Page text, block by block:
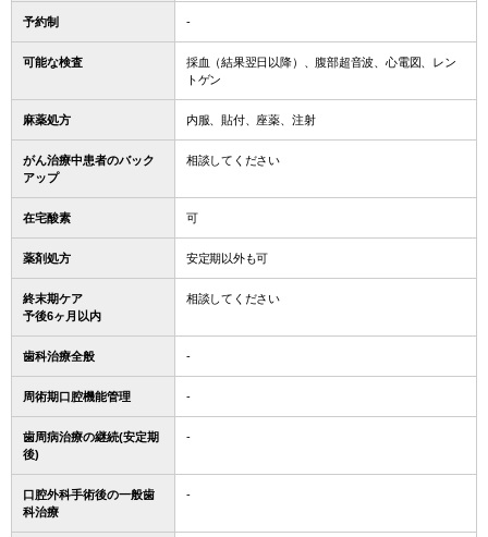
予約制 -
可能な検査
採血（結果翌日以降）、腹部超音波、心電図、レン
トゲン
麻薬処方 内服、貼付、座薬、注射
がん治療中患者のバック
アップ
相談してください
在宅酸素 可
薬剤処方 安定期以外も可
終末期ケア
予後6ヶ月以内
相談してください
歯科治療全般 -
周術期口腔機能管理 -
歯周病治療の継続(安定期
後)
-
口腔外科手術後の一般歯
科治療
-